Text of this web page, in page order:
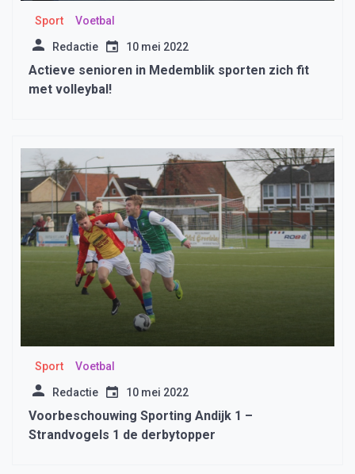
Sport Voetbal
Redactie 10 mei 2022
Actieve senioren in Medemblik sporten zich fit
met volleybal!
Sport Voetbal
Redactie 10 mei 2022
Voorbeschouwing Sporting Andijk 1 –
Strandvogels 1 de derbytopper